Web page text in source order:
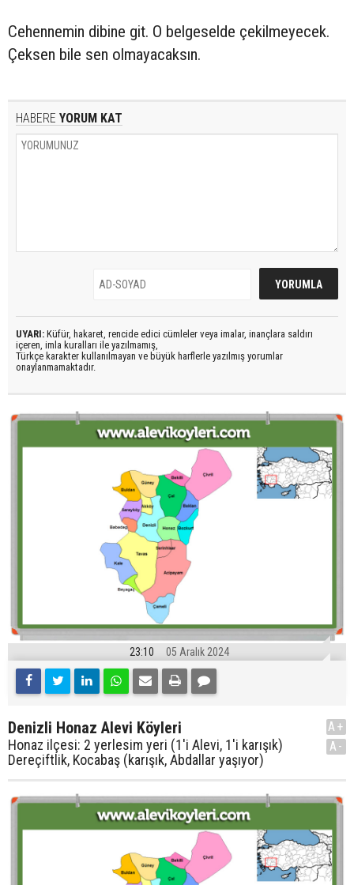
Cehennemin dibine git. O belgeselde çekilmeyecek.
Çeksen bile sen olmayacaksın.
HABERE YORUM KAT
UYARI: Küfür, hakaret, rencide edici cümleler veya imalar, inançlara saldırı
içeren, imla kuralları ile yazılmamış,
Türkçe karakter kullanılmayan ve büyük harflerle yazılmış yorumlar
onaylanmamaktadır.
23:10 05 Aralık 2024
Denizli Honaz Alevi Köyleri
Honaz ilçesi: 2 yerlesim yeri (1'i Alevi, 1'i karışık)
Dereçiftlik, Kocabaş (karışık, Abdallar yaşıyor)
A+
A-